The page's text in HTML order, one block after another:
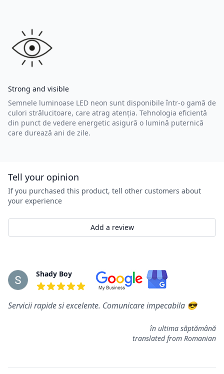
Strong and visible
Semnele luminoase LED neon sunt disponibile într-o gamă de
culori strălucitoare, care atrag atenția. Tehnologia eficientă
din punct de vedere energetic asigură o lumină puternică
care durează ani de zile.
Tell your opinion
If you purchased this product, tell other customers about
your experience
Add a review
RewiewsShady Boy
Servicii rapide si excelente. Comunicare impecabila 😎
în ultima săptămână
translated from Romanian